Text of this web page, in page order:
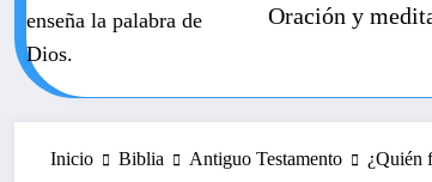
enseña la palabra de
Dios.
Oración y
Inicio Biblia Antiguo Testamento ¿Quién